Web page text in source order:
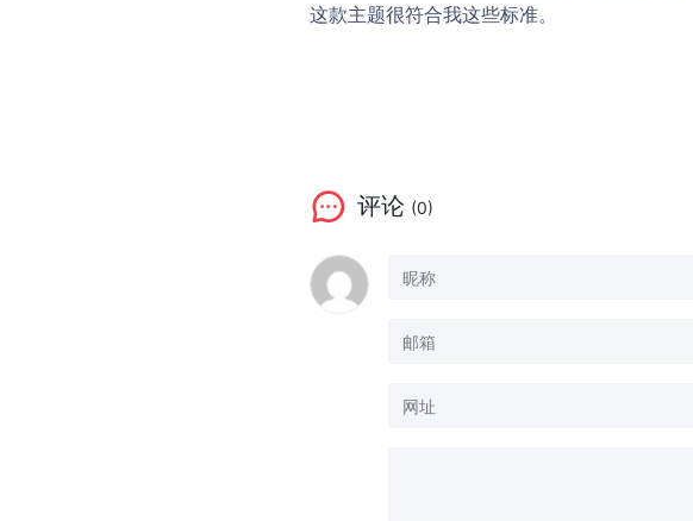
这款主题很符合我这些标准。
评论 (0)